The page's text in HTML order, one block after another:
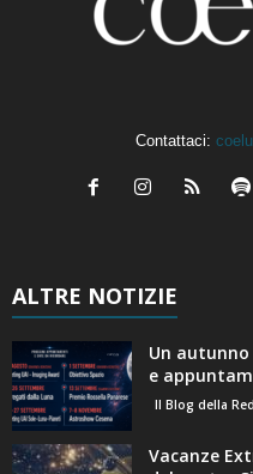
Contattaci:
ALTRE NOTIZIE
Un
e
Il Blog della
Vacanze